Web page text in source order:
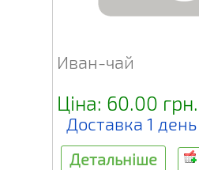
Иван-чай
Ціна: 60.00 грн.
Доставка 1 день
Детальніше